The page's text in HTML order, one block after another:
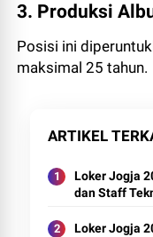
3. Produksi
Posisi ini
maksimal 25 tahun.
ARTIKEL
Loker Jogja
dan Staff
Loker Jogja